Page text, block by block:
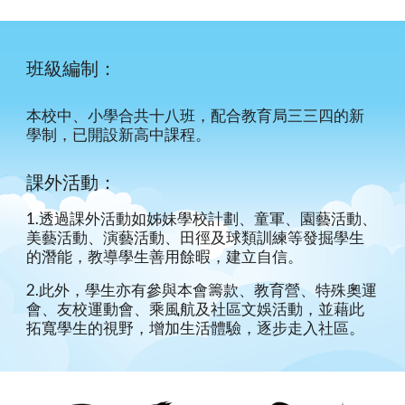
班級編制：
本校中、小學合共十八班，配合教育局三三四的新
學制，已開設新高中課程。
課外活動：
1.透過課外活動如姊妹學校計劃、童軍、園藝活動、
美藝活動、演藝活動、田徑及球類訓練等發掘學生
的潛能，教導學生善用餘暇，建立自信。
2.此外，學生亦有參與本會籌款、教育營、特殊奧運
會、友校運動會、乘風航及社區文娛活動，並藉此
拓寬學生的視野，增加生活體驗，逐步走入社區。